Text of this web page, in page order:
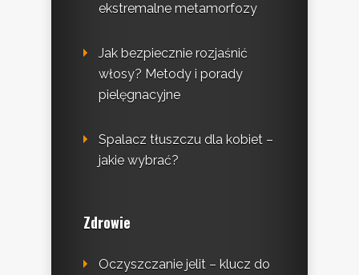
ekstremalne metamorfozy
Jak bezpiecznie rozjaśnić
włosy? Metody i porady
pielęgnacyjne
Spalacz tłuszczu dla kobiet –
jakie wybrać?
Zdrowie
Oczyszczanie jelit – klucz do